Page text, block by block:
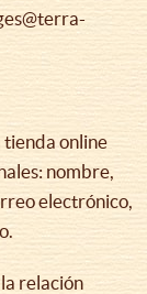
tienda online
nombre,
electrónico,
relación